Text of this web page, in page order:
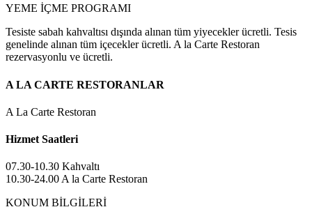
YEME İÇME PROGRAMI
Tesiste sabah kahvaltısı dışında alınan tüm yiyecekler ücretli. Tesis
genelinde alınan tüm içecekler ücretli. A la Carte Restoran
rezervasyonlu ve ücretli.
A LA CARTE RESTORANLAR
A La Carte Restoran
Hizmet Saatleri
07.30-10.30 Kahvaltı
10.30-24.00 A la Carte Restoran
KONUM BİLGİLERİ